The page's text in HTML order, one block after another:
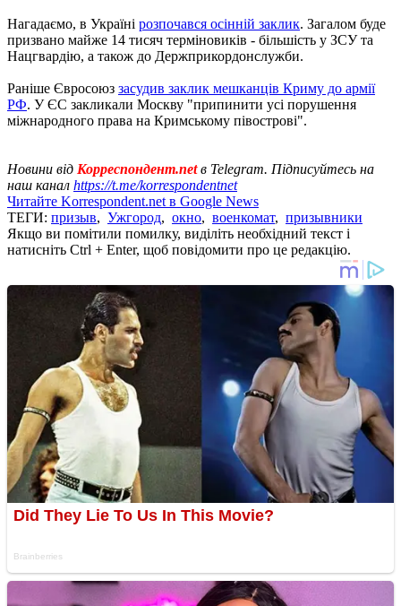
Нагадаємо, в Україні розпочався осінній заклик. Загалом буде
призвано майже 14 тисяч терміновиків - більшість у ЗСУ та
Нацгвардію, а також до Держприкордонслужби.
Раніше Євросоюз засудив заклик мешканців Криму до армії
РФ. У ЄС закликали Москву "припинити усі порушення
міжнародного права на Кримському півострові".
Новини від Корреспондент.netв Telegram. Підписуйтесь на
наш канал https://t.me/korrespondentnet
Читайте Korrespondent.net в Google News
ТЕГИ: призыв, Ужгород, окно, военкомат, призывники
Якщо ви помітили помилку, виділіть необхідний текст і
натисніть Ctrl + Enter, щоб повідомити про це редакцію.